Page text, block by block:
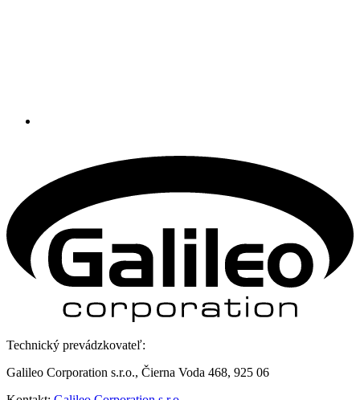
Technický prevádzkovateľ:
Galileo Corporation s.r.o., Čierna Voda 468, 925 06